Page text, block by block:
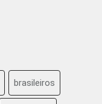
brasileiros